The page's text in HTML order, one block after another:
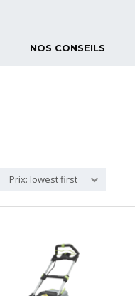
NOS CONSEILS
Prix: lowest first